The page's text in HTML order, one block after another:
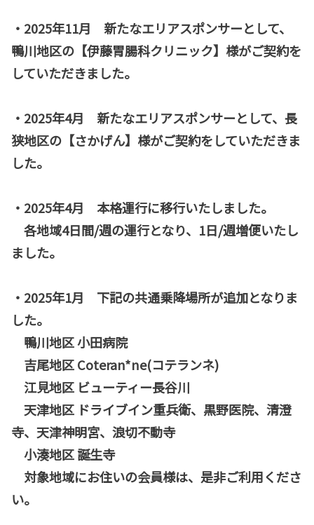
・2025年11月 新たなエリアスポンサーとして、
鴨川地区の【伊藤胃腸科クリニック】様がご契約を
していただきました。
・2025年4月 新たなエリアスポンサーとして、長
狭地区の【さかげん】様がご契約をしていただきま
した。
・2025年4月 本格運行に移行いたしました。
各地域4日間/週の運行となり、1日/週増便いたし
ました。
・2025年1月 下記の共通乗降場所が追加となりま
した。
鴨川地区 小田病院
吉尾地区 Coteran*ne(コテランネ)
江見地区 ビューティー長谷川
天津地区 ドライブイン重兵衛、黒野医院、清澄
寺、天津神明宮、浪切不動寺
小湊地区 誕生寺
対象地域にお住いの会員様は、是非ご利用くださ
い。